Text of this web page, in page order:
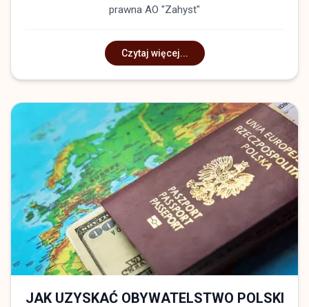
prawna AO "Zahyst"
Czytaj więcej...
JAK UZYSKAĆ OBYWATELSTWO POLSKI